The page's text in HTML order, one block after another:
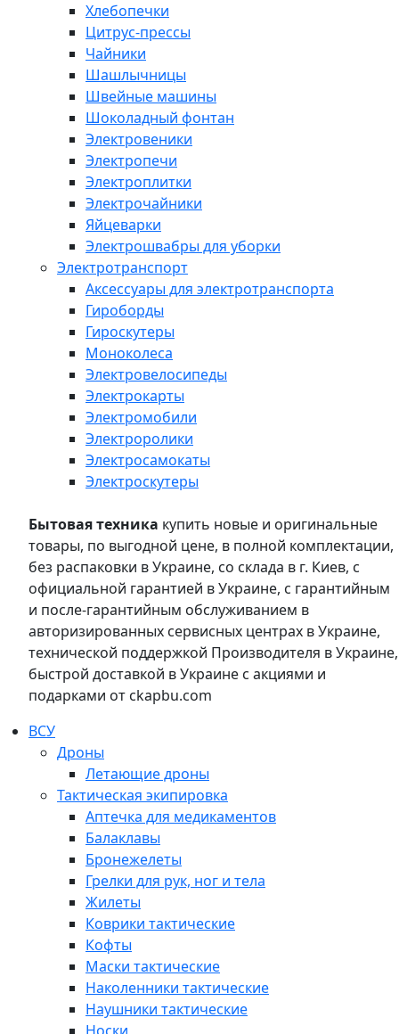
Хлебопечки
Цитрус-прессы
Чайники
Шашлычницы
Швейные машины
Шоколадный фонтан
Электровеники
Электропечи
Электроплитки
Электрочайники
Яйцеварки
Электрошвабры для уборки
Электротранспорт
Аксессуары для электротранспорта
Гироборды
Гироскутеры
Моноколеса
Электровелосипеды
Электрокарты
Электромобили
Электроролики
Электросамокаты
Электроскутеры
Бытовая техника купить новые и оригинальные
товары, по выгодной цене, в полной комплектации,
без распаковки в Украине, со склада в г. Киев, с
официальной гарантией в Украине, с гарантийным
и после-гарантийным обслуживанием в
авторизированных сервисных центрах в Украине,
технической поддержкой Производителя в Украине,
быстрой доставкой в Украине с акциями и
подарками от ckapbu.com
ВСУ
Дроны
Летающие дроны
Тактическая экипировка
Аптечка для медикаментов
Балаклавы
Бронежелеты
Грелки для рук, ног и тела
Жилеты
Коврики тактические
Кофты
Маски тактические
Наколенники тактические
Наушники тактические